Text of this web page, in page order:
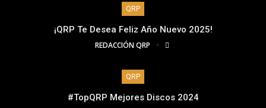
QRP
¡QRP Te Desea Feliz Año Nuevo 2025!
REDACCIÓN QRP
QRP
#TopQRP Mejores Discos 2024